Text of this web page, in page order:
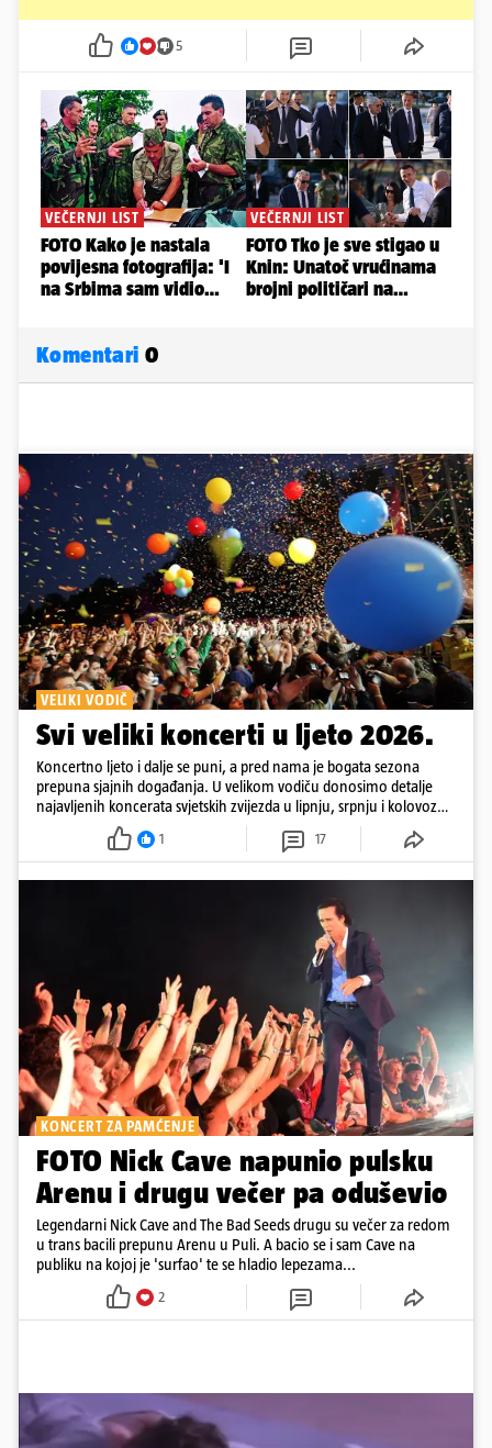
5
Komentari 0
VELIKI VODIČ
Svi veliki koncerti u ljeto 2026.
Koncertno ljeto i dalje se puni, a pred nama je bogata sezona
prepuna sjajnih događanja. U velikom vodiču donosimo detalje
najavljenih koncerata svjetskih zvijezda u lipnju, srpnju i kolovozu
2026. godine.
1 17
KONCERT ZA PAMĆENJE
FOTO Nick Cave napunio pulsku
Arenu i drugu večer pa oduševio
Legendarni Nick Cave and The Bad Seeds drugu su večer za redom
u trans bacili prepunu Arenu u Puli. A bacio se i sam Cave na
publiku na kojoj je 'surfao' te se hladio lepezama...
2